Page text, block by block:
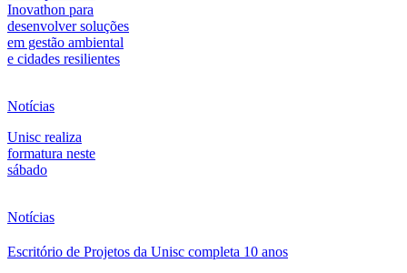
Inovathon para
desenvolver soluções
em gestão ambiental
e cidades resilientes
Notícias
Unisc realiza
formatura neste
sábado
Notícias
Escritório de Projetos da Unisc completa 10 anos